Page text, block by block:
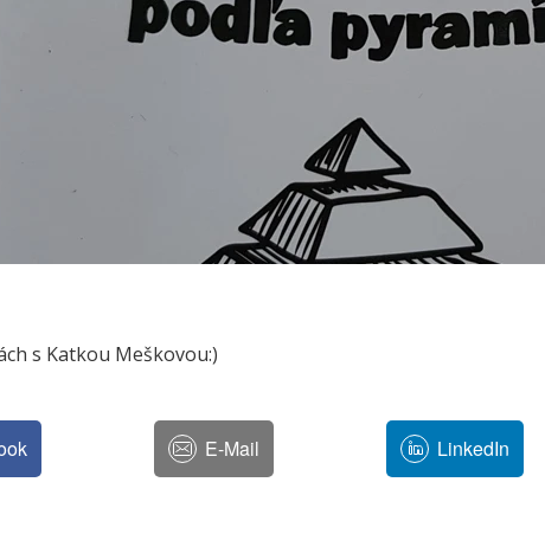
s Katkou Meškovou:)
E-Mail LinkedIn